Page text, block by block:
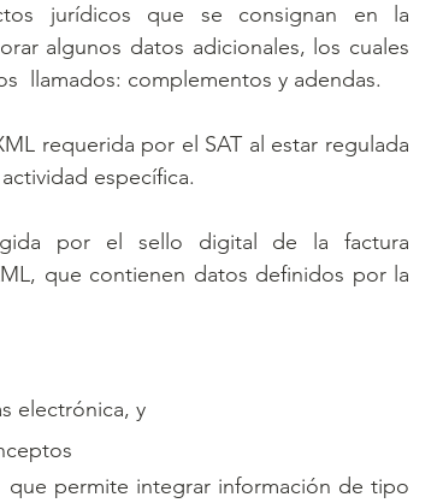
jurídicos que se consignan en la
algunos datos adicionales, los cuales
llamados: complementos y adendas.
requerida por el SAT al estar regulada
específica.
por el sello digital de la factura
que contienen datos definidos por la
electrónica, y
permite integrar información de tipo